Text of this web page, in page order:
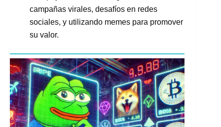
campañas virales, desafíos en redes
sociales, y utilizando memes para promover
su valor.